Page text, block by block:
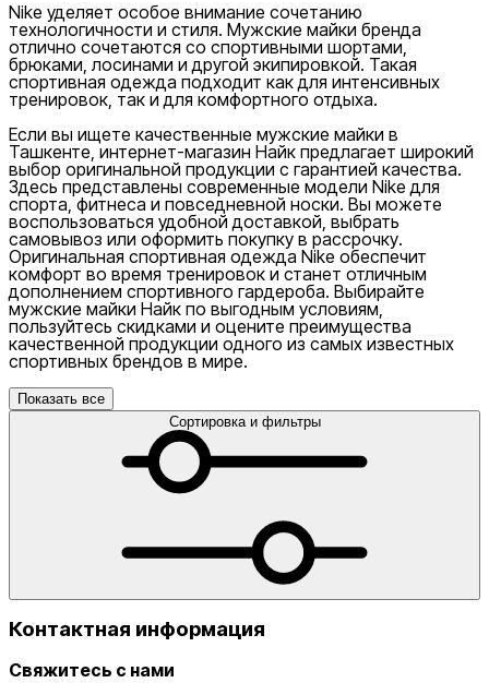
Nike уделяет особое внимание сочетанию
технологичности и стиля. Мужские майки бренда
отлично сочетаются со спортивными шортами,
брюками, лосинами и другой экипировкой. Такая
спортивная одежда подходит как для интенсивных
тренировок, так и для комфортного отдыха.
Если вы ищете качественные мужские майки в
Ташкенте, интернет-магазин Найк предлагает широкий
выбор оригинальной продукции с гарантией качества.
Здесь представлены современные модели Nike для
спорта, фитнеса и повседневной носки. Вы можете
воспользоваться удобной доставкой, выбрать
самовывоз или оформить покупку в рассрочку.
Оригинальная спортивная одежда Nike обеспечит
комфорт во время тренировок и станет отличным
дополнением спортивного гардероба. Выбирайте
мужские майки Найк по выгодным условиям,
пользуйтесь скидками и оцените преимущества
качественной продукции одного из самых известных
спортивных брендов в мире.
Показать все
Сортировка и фильтры
Контактная информация
Свяжитесь с нами